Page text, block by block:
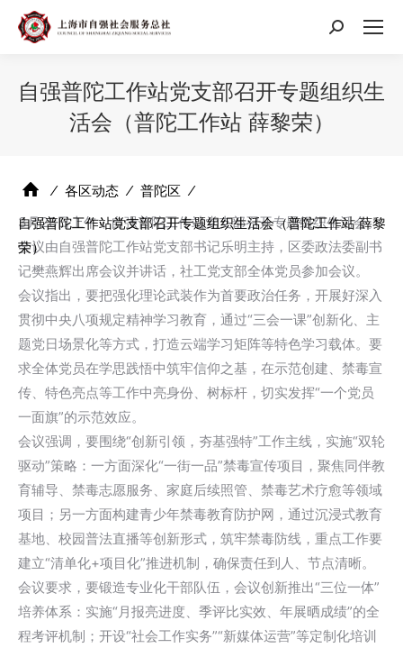
搜
自强普陀工作站党支部召开专题组织生
活会（普陀工作站 薛黎荣）
⁄ 各区动态 ⁄ 普陀区 ⁄
自强普陀工作站党支部召开专题组织生活会（普陀工作站 薛黎
荣）
3月28日上午，自强普陀工作站党支部召开专题组织生活会。
会议由自强普陀工作站党支部书记乐明主持，区委政法委副书
记樊燕辉出席会议并讲话，社工党支部全体党员参加会议。
会议指出，要把强化理论武装作为首要政治任务，开展好深入
贯彻中央八项规定精神学习教育，通过“三会一课”创新化、主
题党日场景化等方式，打造云端学习矩阵等特色学习载体。要
求全体党员在学思践悟中筑牢信仰之基，在示范创建、禁毒宣
传、特色亮点等工作中亮身份、树标杆，切实发挥“一个党员
一面旗”的示范效应。
会议强调，要围绕“创新引领，夯基强特”工作主线，实施“双轮
驱动”策略：一方面深化“一街一品”禁毒宣传项目，聚焦同伴教
育辅导、禁毒志愿服务、家庭后续照管、禁毒艺术疗愈等领域
项目；另一方面构建青少年禁毒教育防护网，通过沉浸式教育
基地、校园普法直播等创新形式，筑牢禁毒防线，重点工作要
建立“清单化+项目化”推进机制，确保责任到人、节点清晰。
会议要求，要锻造专业化干部队伍，会议创新推出“三位一体”
培养体系：实施“月报亮进度、季评比实效、年展晒成绩”的全
程考评机制；开设“社会工作实务”“新媒体运营”等定制化培训